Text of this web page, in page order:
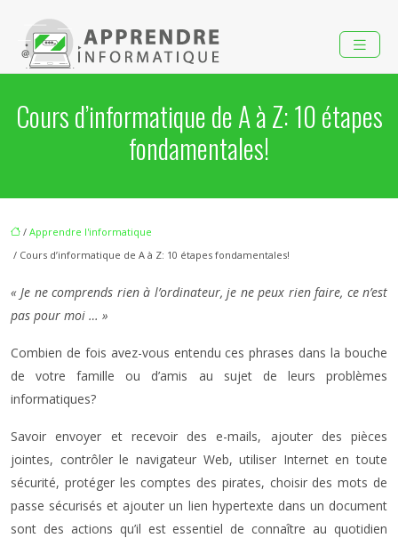
Cours d’informatique de A à Z: 10 étapes
fondamentales!
/ Apprendre l'informatique
/ Cours d’informatique de A à Z: 10 étapes fondamentales!
« Je ne comprends rien à l’ordinateur, je ne peux rien faire, ce n’est
pas pour moi … »
Combien de fois avez-vous entendu ces phrases dans la bouche
de votre famille ou d’amis au sujet de leurs problèmes
informatiques?
Savoir envoyer et recevoir des e-mails, ajouter des pièces
jointes, contrôler le navigateur Web, utiliser Internet en toute
sécurité, protéger les comptes des pirates, choisir des mots de
passe sécurisés et ajouter un lien hypertexte dans un document
sont des actions qu’il est essentiel de connaître au quotidien